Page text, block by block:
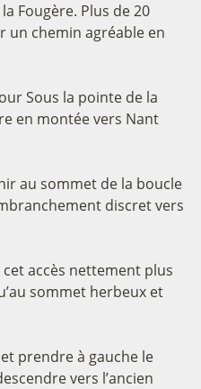
Fougère. Plus de 20
un chemin agréable en
Sous la pointe de la
en montée vers Nant
au sommet de la boucle
discret vers
accès nettement plus
sommet herbeux et
prendre à gauche le
vers l’ancien